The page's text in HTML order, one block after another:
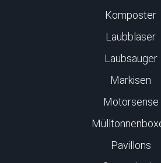
Komposter
Laubbläser
Laubsauger
Markisen
Motorsense
Pavillons